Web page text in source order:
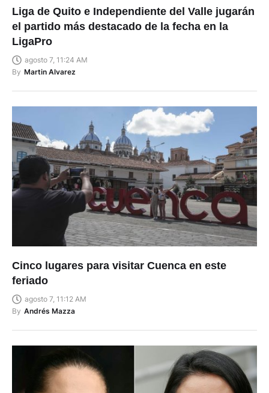
Liga de Quito e Independiente del Valle jugarán
el partido más destacado de la fecha en la
LigaPro
agosto 7, 11:24 AM
By Martin Alvarez
Cinco lugares para visitar Cuenca en este
feriado
agosto 7, 11:12 AM
By Andrés Mazza